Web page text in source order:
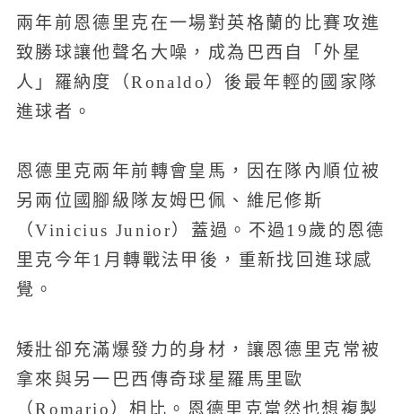
兩年前恩德里克在一場對英格蘭的比賽攻進
致勝球讓他聲名大噪，成為巴西自「外星
人」羅納度（Ronaldo）後最年輕的國家隊
進球者。
恩德里克兩年前轉會皇馬，因在隊內順位被
另兩位國腳級隊友姆巴佩、維尼修斯
（Vinicius Junior）蓋過。不過19歲的恩德
里克今年1月轉戰法甲後，重新找回進球感
覺。
矮壯卻充滿爆發力的身材，讓恩德里克常被
拿來與另一巴西傳奇球星羅馬里歐
（Romario）相比。恩德里克當然也想複製